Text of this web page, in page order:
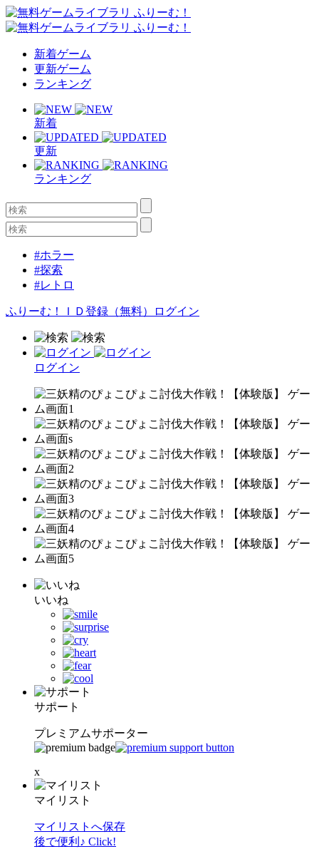
新着ゲーム
更新ゲーム
ランキング
新着
更新
ランキング
#ホラー
#探索
#レトロ
ふりーむ！ＩＤ登録（無料） ログイン
ログイン
いいね
サポート
プレミアムサポーター
x
マイリスト
マイリストへ保存
後で便利♪ Click!